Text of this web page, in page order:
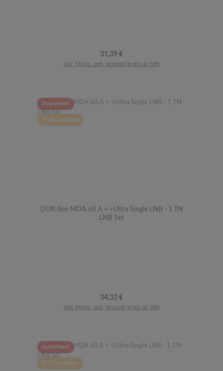
Regulärer Preis:
31,39 €
inkl. MwSt. zzgl. Versand (gratis ab 50€)
Ausverkauft
Nicht vorrätiges
DUR-line MDA 60 A + +Ultra Single LNB - 1 TN
LNB Set
Regulärer Preis:
34,32 €
inkl. MwSt. zzgl. Versand (gratis ab 50€)
Ausverkauft
Nicht vorrätiges